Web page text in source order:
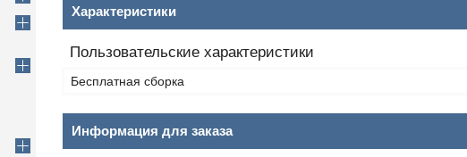
Характеристики
Пользовательские характеристики
Бесплатная сборка
Информация для заказа